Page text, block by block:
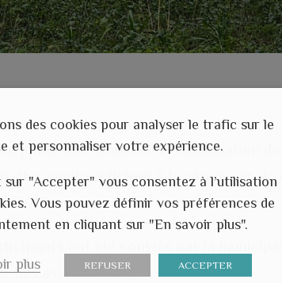
joints aux membres de l’association
élus, pour participer à la cérémonie de
1918.
ont été conviés par la
des associations.
des cookies pour analyser le trafic sur le
et personnaliser votre expérience.
sur "Accepter" vous consentez à l’utilisation
Vous pouvez définir vos préférences de
en cliquant sur "En savoir plus".
plus REFUSER ACCEPTER